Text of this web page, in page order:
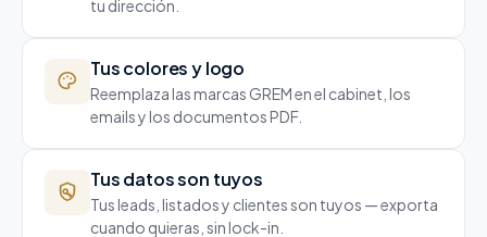
tu dirección.
Tus colores y logo
Reemplaza las marcas GREM en el cabinet, los
emails y los documentos PDF.
Tus datos son tuyos
Tus leads, listados y clientes son tuyos — exporta
cuando quieras, sin lock-in.